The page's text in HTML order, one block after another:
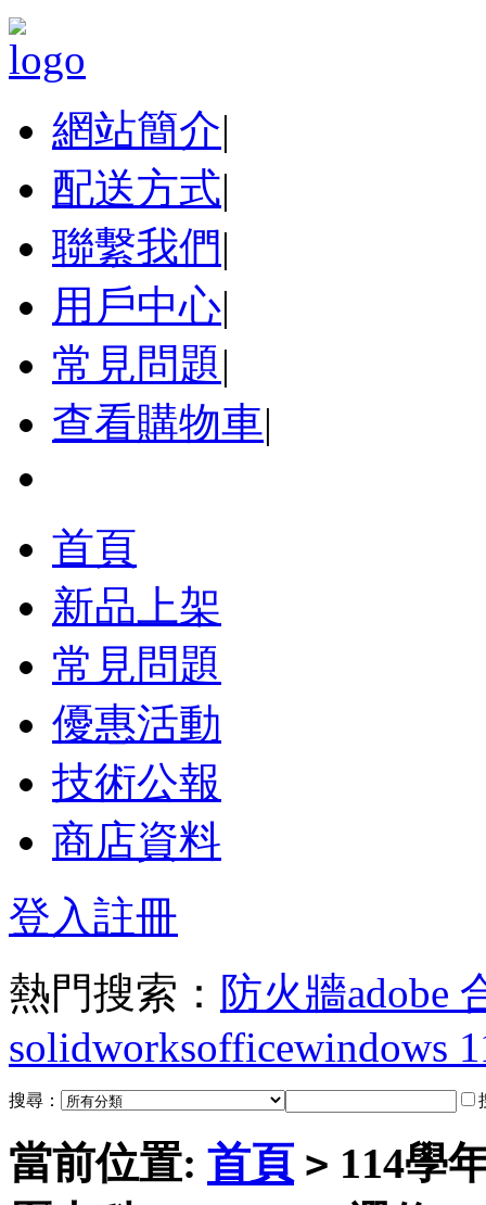
網站簡介|
配送方式|
聯繫我們|
用戶中心|
常見問題|
查看購物車|
首頁
新品上架
常見問題
優惠活動
技術公報
商店資料
登入註冊
熱門搜索： 防火牆adobe
solidworksofficewindows
搜尋：
當前位置: 首頁 > 114學